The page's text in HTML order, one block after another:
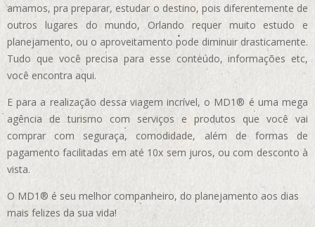
amamos, pra preparar, estudar o destino, pois diferentemente de
outros lugares do mundo, Orlando requer muito estudo e
planejamento, ou o aproveitamento pode diminuir drasticamente.
Tudo que você precisa para esse conteúdo, informações etc,
você encontra aqui.
E para a realização dessa viagem incrível, o MD1® é uma mega
agência de turismo com serviços e produtos que você vai
comprar com seguraça, comodidade, além de formas de
pagamento facilitadas em até 10x sem juros, ou com desconto à
vista.
O MD1® é seu melhor companheiro, do planejamento aos dias
mais felizes da sua vida!